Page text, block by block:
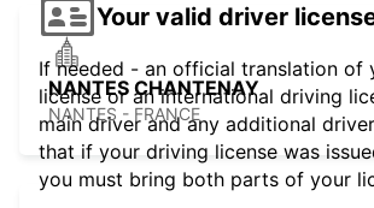
NANTES CHANTENAY
NANTES - FRANCE
Your valid driver
If needed - an official translation of
license or an international driving
main driver and any additional
that if your driving license was
you must bring both parts of your